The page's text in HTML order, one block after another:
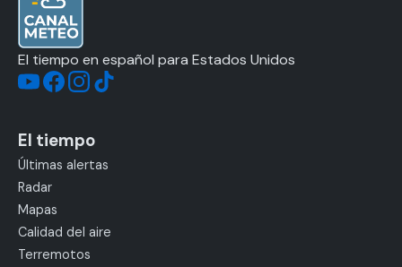
El tiempo en español para Estados Unidos
El tiempo
Últimas alertas
Radar
Mapas
Calidad del aire
Terremotos